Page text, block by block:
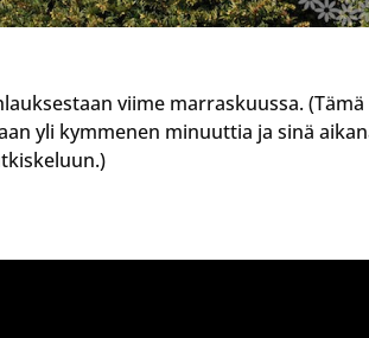
viime marraskuussa. (Tämä
yli kymmenen minuuttia ja sinä